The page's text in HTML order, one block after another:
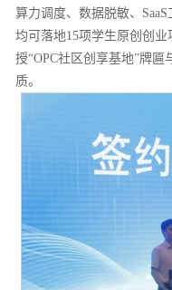
算力调度、数据脱敏、
均可落地15项学生原创创
授“OPC社区创享基地”牌
质。